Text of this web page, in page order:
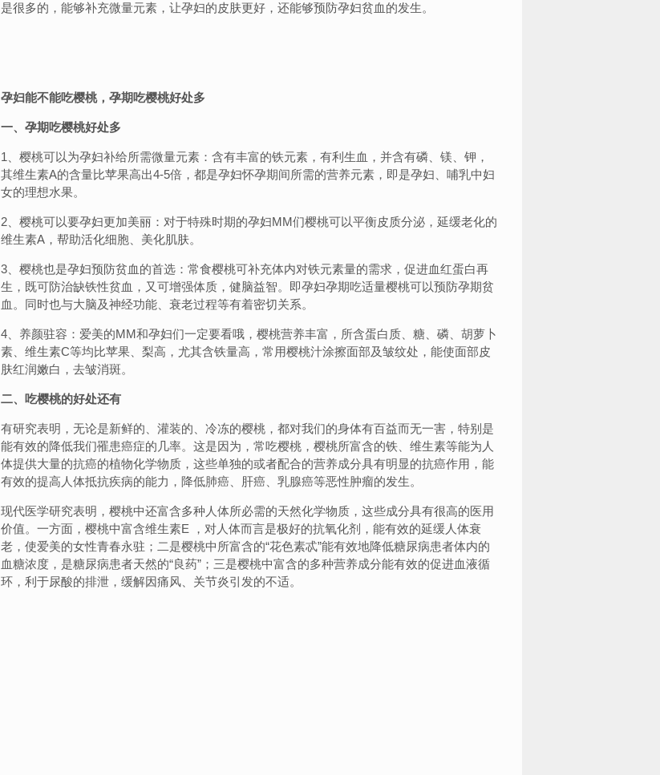
是很多的，能够补充微量元素，让孕妇的皮肤更好，还能够预防孕妇贫血的发生。
孕妇能不能吃樱桃，孕期吃樱桃好处多
一、孕期吃樱桃好处多
1、樱桃可以为孕妇补给所需微量元素：含有丰富的铁元素，有利生血，并含有磷、镁、钾，
其维生素A的含量比苹果高出4-5倍，都是孕妇怀孕期间所需的营养元素，即是孕妇、哺乳中妇
女的理想水果。
2、樱桃可以要孕妇更加美丽：对于特殊时期的孕妇MM们樱桃可以平衡皮质分泌，延缓老化的
维生素A，帮助活化细胞、美化肌肤。
3、樱桃也是孕妇预防贫血的首选：常食樱桃可补充体内对铁元素量的需求，促进血红蛋白再
生，既可防治缺铁性贫血，又可增强体质，健脑益智。即孕妇孕期吃适量樱桃可以预防孕期贫
血。同时也与大脑及神经功能、衰老过程等有着密切关系。
4、养颜驻容：爱美的MM和孕妇们一定要看哦，樱桃营养丰富，所含蛋白质、糖、磷、胡萝卜
素、维生素C等均比苹果、梨高，尤其含铁量高，常用樱桃汁涂擦面部及皱纹处，能使面部皮
肤红润嫩白，去皱消斑。
二、吃樱桃的好处还有
有研究表明，无论是新鲜的、灌装的、冷冻的樱桃，都对我们的身体有百益而无一害，特别是
能有效的降低我们罹患癌症的几率。这是因为，常吃樱桃，樱桃所富含的铁、维生素等能为人
体提供大量的抗癌的植物化学物质，这些单独的或者配合的营养成分具有明显的抗癌作用，能
有效的提高人体抵抗疾病的能力，降低肺癌、肝癌、乳腺癌等恶性肿瘤的发生。
现代医学研究表明，樱桃中还富含多种人体所必需的天然化学物质，这些成分具有很高的医用
价值。一方面，樱桃中富含维生素E ，对人体而言是极好的抗氧化剂，能有效的延缓人体衰
老，使爱美的女性青春永驻；二是樱桃中所富含的“花色素忒”能有效地降低糖尿病患者体内的
血糖浓度，是糖尿病患者天然的“良药”；三是樱桃中富含的多种营养成分能有效的促进血液循
环，利于尿酸的排泄，缓解因痛风、关节炎引发的不适。